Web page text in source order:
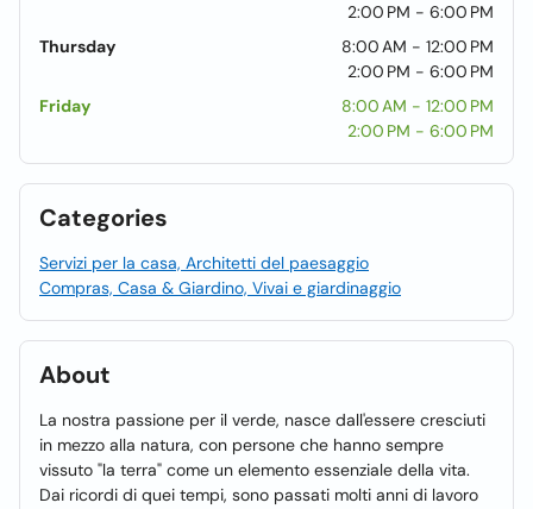
2:00 PM - 6:00 PM
Thursday
8:00 AM - 12:00 PM
2:00 PM - 6:00 PM
Friday
8:00 AM - 12:00 PM
2:00 PM - 6:00 PM
Categories
Servizi per la casa, Architetti del paesaggio
Compras, Casa & Giardino, Vivai e giardinaggio
About
La nostra passione per il verde, nasce dall'essere cresciuti
in mezzo alla natura, con persone che hanno sempre
vissuto "la terra" come un elemento essenziale della vita.
Dai ricordi di quei tempi, sono passati molti anni di lavoro